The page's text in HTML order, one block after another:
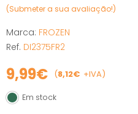
(Submeter a sua avaliação!)
Marca: FROZEN
Ref. DI2375FR2
9,99€ (8,12€ +IVA)
Em stock
Em stock